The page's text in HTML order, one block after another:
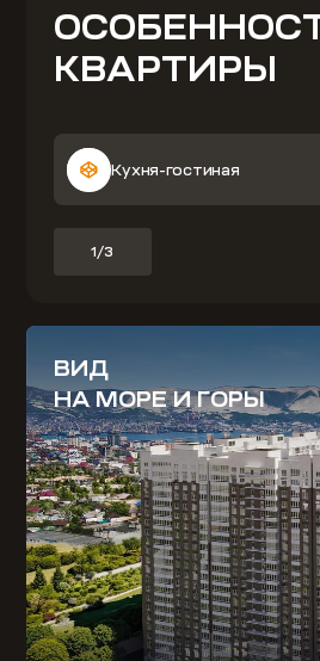
КВАРТИРЫ
Кухня-гостиная
1/3
ВИД
НА МОРЕ И ГОРЫ